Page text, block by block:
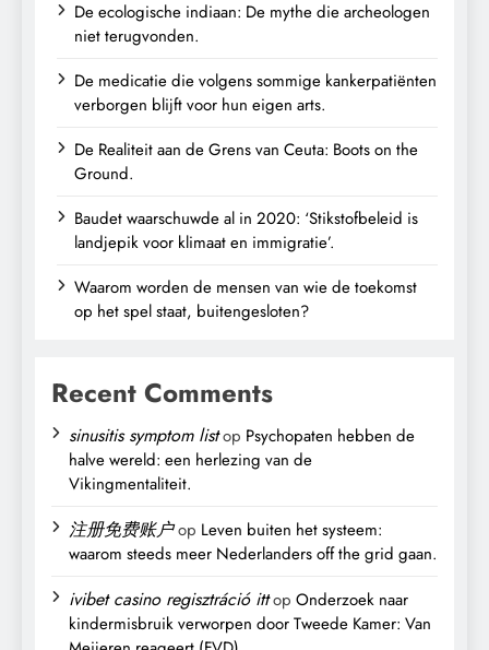
De ecologische indiaan: De mythe die archeologen
niet terugvonden.
De medicatie die volgens sommige kankerpatiënten
verborgen blijft voor hun eigen arts.
De Realiteit aan de Grens van Ceuta: Boots on the
Ground.
Baudet waarschuwde al in 2020: ‘Stikstofbeleid is
landjepik voor klimaat en immigratie’.
Waarom worden de mensen van wie de toekomst
op het spel staat, buitengesloten?
Recent Comments
sinusitis symptom listop Psychopaten hebben de
halve wereld: een herlezing van de
Vikingmentaliteit.
注册免费账户op Leven buiten het systeem:
waarom steeds meer Nederlanders off the grid gaan.
ivibet casino regisztráció ittop Onderzoek naar
kindermisbruik verworpen door Tweede Kamer: Van